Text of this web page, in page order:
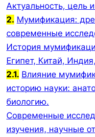
Актуальность, цель
2. Мумификация:
современные
История
Египет, Китай,
2.1. Влияние
историю науки:
биологию.
Современные
изучения, научные